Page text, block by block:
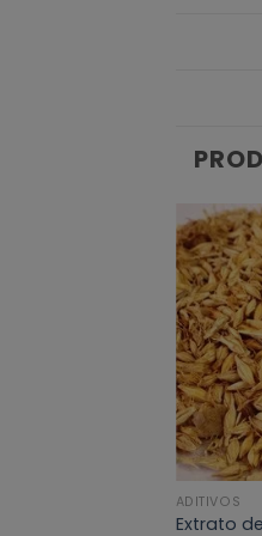
ADITIVOS
Extrato